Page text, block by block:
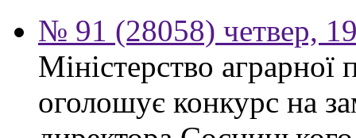
№ 91 (28058) четвер,
Міністерство аграрної
оголошує конкурс на